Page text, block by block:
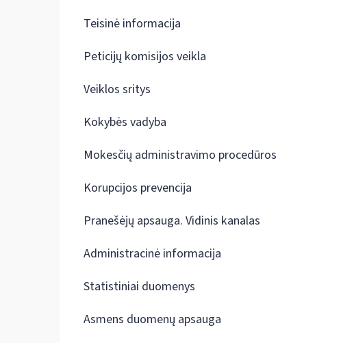
Teisinė informacija
Peticijų komisijos veikla
Veiklos sritys
Kokybės vadyba
Mokesčių administravimo procedūros
Korupcijos prevencija
Pranešėjų apsauga. Vidinis kanalas
Administracinė informacija
Statistiniai duomenys
Asmens duomenų apsauga